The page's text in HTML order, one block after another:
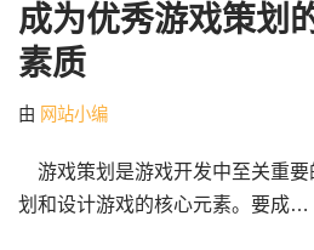
成为优秀游戏策划
素质
由 网站小编
游戏策划是游戏开发中至关重要
划和设计游戏的核心元素。要成…